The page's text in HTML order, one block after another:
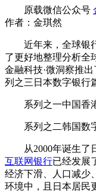
原载微信公众号
作者：金琪然
近年来，全球银
了更好地整理分析全
金融科技·微洞察推
列之三日本数字银行
系列之一中国香
系列之二韩国数
从2000年诞生了
互联网银行已经发展
经济下滑、人口减少
环境中，且日本居民